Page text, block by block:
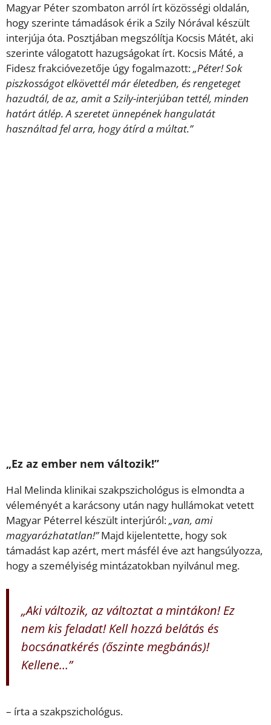
Magyar Péter szombaton arról írt közösségi oldalán,
hogy szerinte támadások érik a Szily Nórával készült
interjúja óta. Posztjában megszólítja Kocsis Mátét, aki
szerinte válogatott hazugságokat írt. Kocsis Máté, a
Fidesz frakcióvezetője úgy fogalmazott:„Péter! Sok
piszkosságot elkövettél már életedben, és rengeteget
hazudtál, de az, amit a Szily-interjúban tettél, minden
határt átlép. A szeretet ünnepének hangulatát
használtad fel arra, hogy átírd a múltat.”
„Ez az ember nem változik!”
Hal Melinda klinikai szakpszichológus is elmondta a
véleményét a karácsony után nagy hullámokat vetett
Magyar Péterrel készült interjúról:„van, ami
magyarázhatatlan!”Majd kijelentette, hogy sok
támadást kap azért, mert másfél éve azt hangsúlyozza,
hogy a személyiség mintázatokban nyilvánul meg.
„Aki változik, az változtat a mintákon! Ez
nem kis feladat! Kell hozzá belátás és
bocsánatkérés (őszinte megbánás)!
Kellene…”
– írta a szakpszichológus.